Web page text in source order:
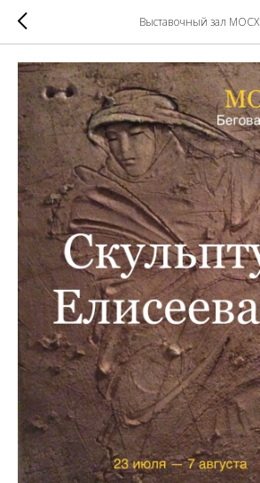
Выставочный зал МОСХ